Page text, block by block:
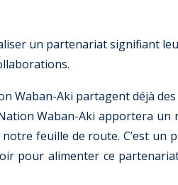
un partenariat signifiant
Waban-Aki partagent déjà
Waban-Aki apportera
feuille de route. C’est un
pour alimenter ce